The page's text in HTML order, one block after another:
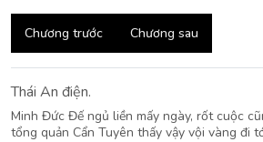
Chương trước Chương sau
Thái An điện.
Minh Đức Đế ngủ liền mấy ngày, rốt cuộc
tổng quản Cẩn Tuyên thấy vậy vội vàng đi